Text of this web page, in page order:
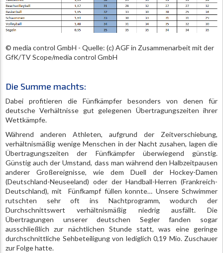
© media control GmbH - Quelle: (c) AGF in Zusammenarbeit mit der
GfK/TV Scope/media control GmbH
Die Summe machts:
Dabei profitieren die Fünfkämpfer besonders von denen für
deutsche Verhältnisse gut gelegenen Übertragungszeiten ihrer
Wettkämpfe.
Während anderen Athleten, aufgrund der Zeitverschiebung,
verhältnismäßig wenige Menschen in der Nacht zusahen, lagen die
Übertragungszeiten der Fünfkämpfer überwiegend günstig.
Günstig auch der Umstand, dass man während den Halbzeitpausen
anderer Großereignisse, wie dem Duell der Hockey-Damen
(Deutschland-Neuseeland) oder der Handball-Herren (Frankreich-
Deutschland), mit Fünfkampf füllen konnte… Unsere Schwimmer
rutschten sehr oft ins Nachtprogramm, wodurch der
Durchschnittswert verhältnismäßig niedrig ausfällt. Die
Übertragungen unserer deutschen Segler fanden sogar
ausschließlich zur nächtlichen Stunde statt, was eine geringe
durchschnittliche Sehbeteiligung von lediglich 0,19 Mio. Zuschauer
zur Folge hatte.